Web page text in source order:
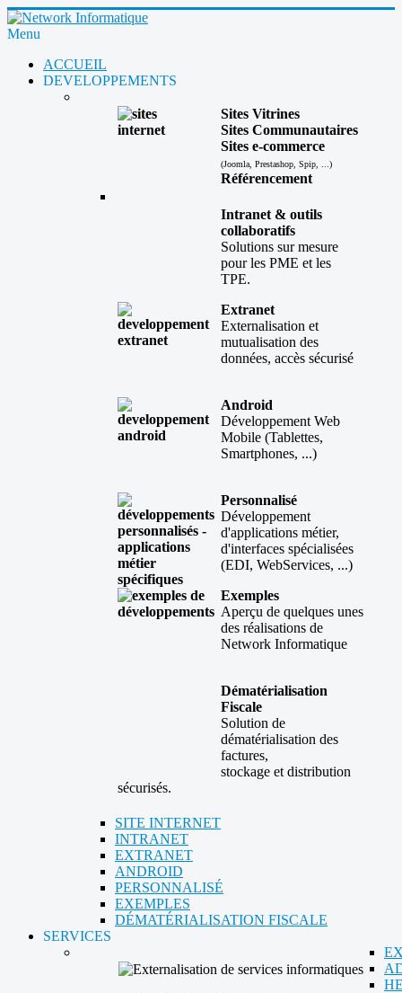
Menu
ACCUEIL
DEVELOPPEMENTS
Sites Vitrines
Sites Communautaires
Sites e-commerce
(Joomla, Prestashop, Spip, ...)
Référencement
Intranet & outils
collaboratifs
Solutions sur mesure
pour les PME et les
TPE.
Extranet
Externalisation et
mutualisation des
données, accès sécurisé
Android
Développement Web
Mobile (Tablettes,
Smartphones, ...)
Personnalisé
Développement
d'applications métier,
d'interfaces spécialisées
(EDI, WebServices, ...)
Exemples
Aperçu de quelques unes
des réalisations de
Network Informatique
Dématérialisation
Fiscale
Solution de
dématérialisation des
factures,
stockage et distribution
sécurisés.
SITE INTERNET
INTRANET
EXTRANET
ANDROID
PERSONNALISÉ
EXEMPLES
DÉMATÉRIALISATION FISCALE
SERVICES